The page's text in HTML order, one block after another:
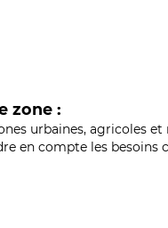
zone :
urbaines, agricoles et
en compte les besoins